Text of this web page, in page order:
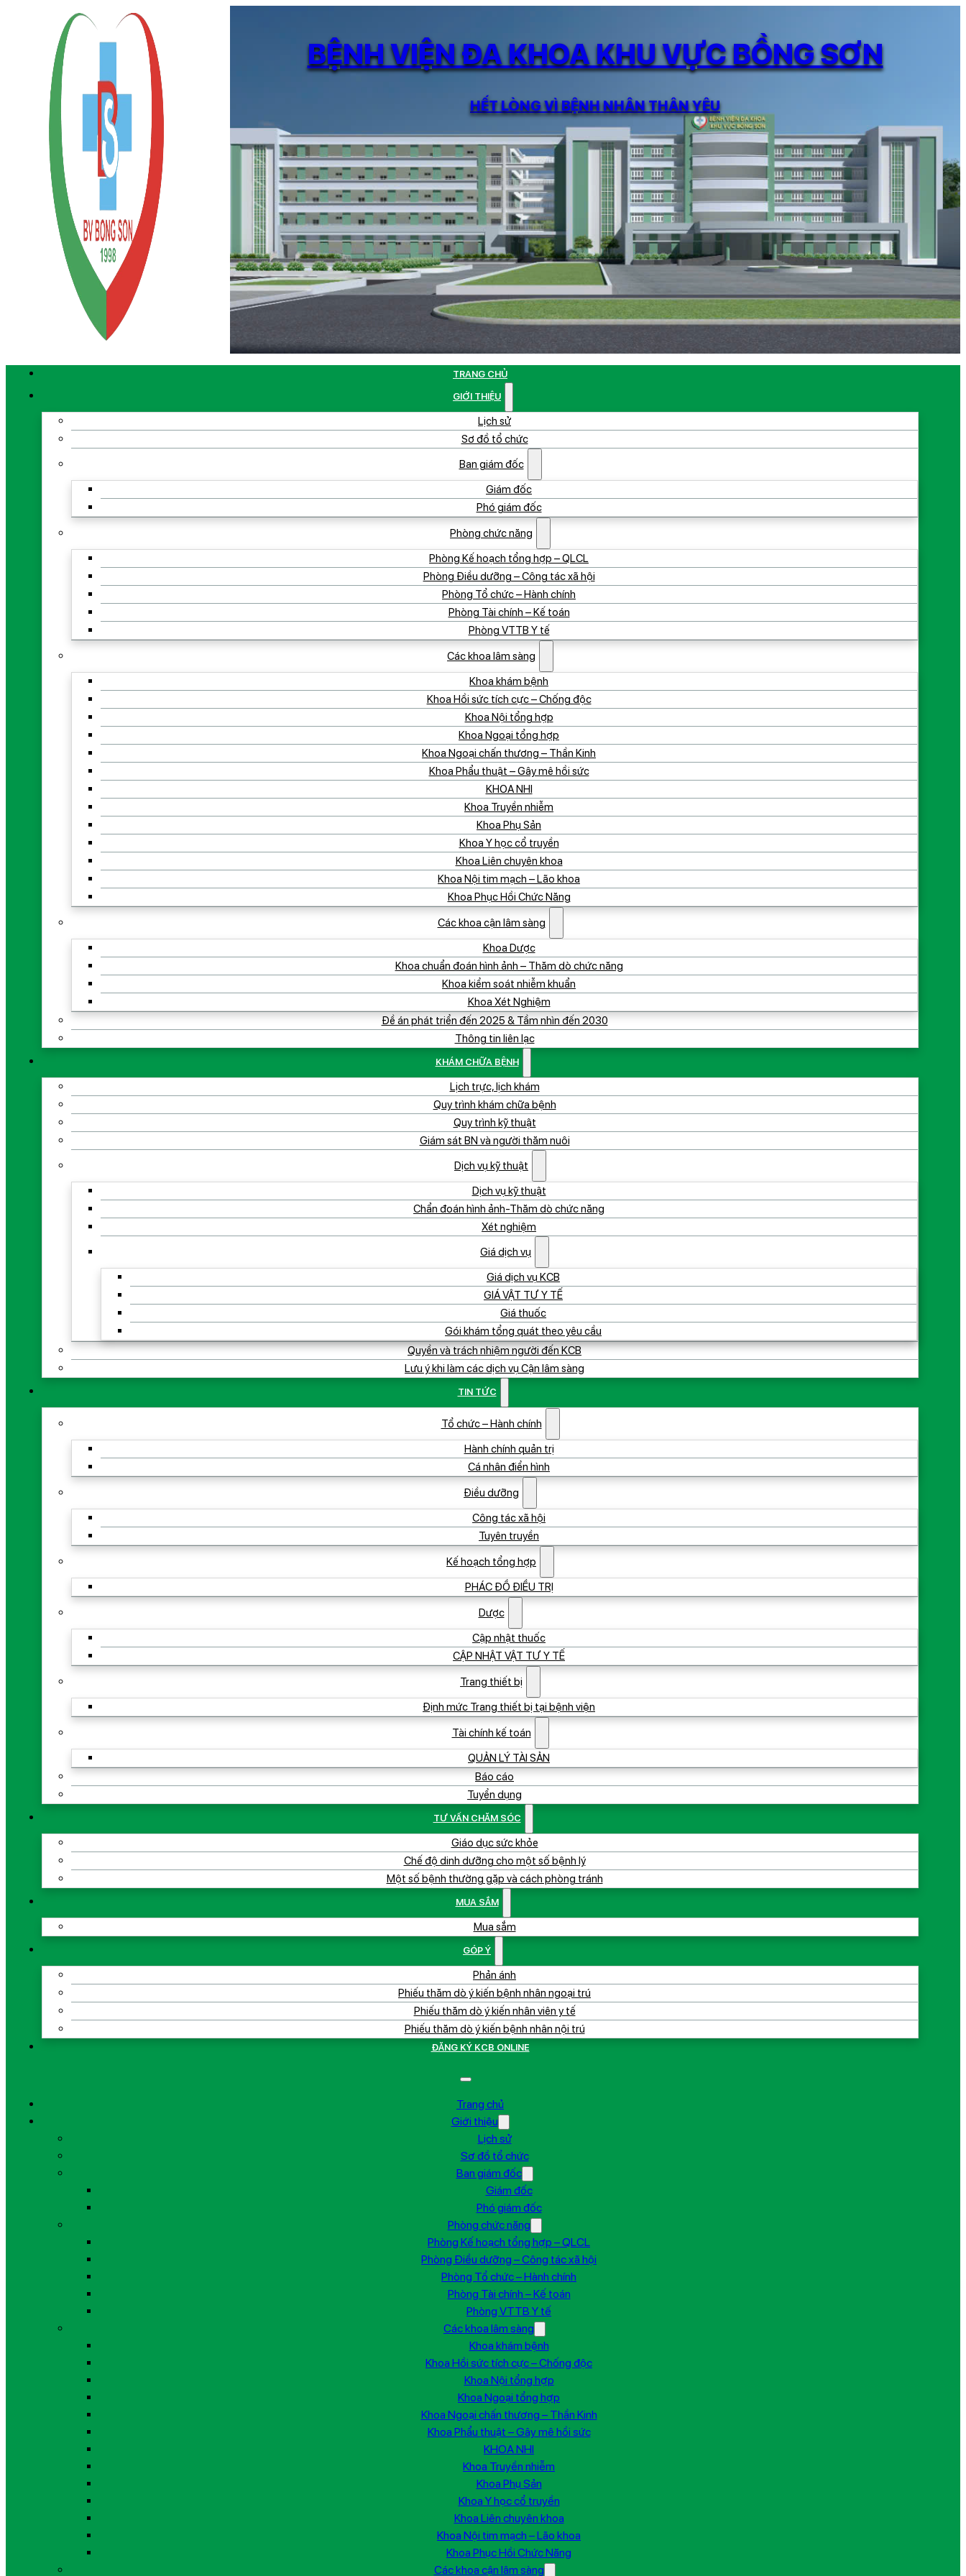
BỆNH VIỆN ĐA KHOA KHU VỰC BỒNG SƠN
HẾT LÒNG VÌ BỆNH NHÂN THÂN YÊU
TRANG CHỦ
GIỚI THIỆU
Lịch sử
Sơ đồ tổ chức
Ban giám đốc
Giám đốc
Phó giám đốc
Phòng chức năng
Phòng Kế hoạch tổng hợp – QLCL
Phòng Điều dưỡng – Công tác xã hội
Phòng Tổ chức – Hành chính
Phòng Tài chính – Kế toán
Phòng VTTB Y tế
Các khoa lâm sàng
Khoa khám bệnh
Khoa Hồi sức tích cực – Chống độc
Khoa Nội tổng hợp
Khoa Ngoại tổng hợp
Khoa Ngoại chấn thương – Thần Kinh
Khoa Phẩu thuật – Gây mê hồi sức
KHOA NHI
Khoa Truyền nhiễm
Khoa Phụ Sản
Khoa Y học cổ truyền
Khoa Liên chuyên khoa
Khoa Nội tim mạch – Lão khoa
Khoa Phục Hồi Chức Năng
Các khoa cận lâm sàng
Khoa Dược
Khoa chuẩn đoán hình ảnh – Thăm dò chức năng
Khoa kiểm soát nhiễm khuẩn
Khoa Xét Nghiệm
Đề án phát triển đến 2025 & Tầm nhìn đến 2030
Thông tin liên lạc
KHÁM CHỮA BỆNH
Lịch trực, lịch khám
Quy trình khám chữa bệnh
Quy trình kỹ thuật
Giám sát BN và người thăm nuôi
Dịch vụ kỹ thuật
Dịch vụ kỹ thuật
Chẩn đoán hình ảnh-Thăm dò chức năng
Xét nghiệm
Giá dịch vụ
Giá dịch vụ KCB
GIÁ VẬT TƯ Y TẾ
Giá thuốc
Gói khám tổng quát theo yêu cầu
Quyền và trách nhiệm người đến KCB
Lưu ý khi làm các dịch vụ Cận lâm sàng
TIN TỨC
Tổ chức – Hành chính
Hành chính quản trị
Cá nhân điển hình
Điều dưỡng
Công tác xã hội
Tuyên truyền
Kế hoạch tổng hợp
PHÁC ĐỒ ĐIỀU TRỊ
Dược
Cập nhật thuốc
CẬP NHẬT VẬT TƯ Y TẾ
Trang thiết bị
Định mức Trang thiết bị tại bệnh viện
Tài chính kế toán
QUẢN LÝ TÀI SẢN
Báo cáo
Tuyển dụng
TƯ VẤN CHĂM SÓC
Giáo dục sức khỏe
Chế độ dinh dưỡng cho một số bệnh lý
Một số bệnh thường gặp và cách phòng tránh
MUA SẮM
Mua sắm
GÓP Ý
Phản ánh
Phiếu thăm dò ý kiến bệnh nhân ngoại trú
Phiếu thăm dò ý kiến nhân viên y tế
Phiếu thăm dò ý kiến bệnh nhân nội trú
ĐĂNG KÝ KCB ONLINE
Trang chủ
Giới thiệu
Lịch sử
Sơ đồ tổ chức
Ban giám đốc
Giám đốc
Phó giám đốc
Phòng chức năng
Phòng Kế hoạch tổng hợp – QLCL
Phòng Điều dưỡng – Công tác xã hội
Phòng Tổ chức – Hành chính
Phòng Tài chính – Kế toán
Phòng VTTB Y tế
Các khoa lâm sàng
Khoa khám bệnh
Khoa Hồi sức tích cực – Chống độc
Khoa Nội tổng hợp
Khoa Ngoại tổng hợp
Khoa Ngoại chấn thương – Thần Kinh
Khoa Phẩu thuật – Gây mê hồi sức
KHOA NHI
Khoa Truyền nhiễm
Khoa Phụ Sản
Khoa Y học cổ truyền
Khoa Liên chuyên khoa
Khoa Nội tim mạch – Lão khoa
Khoa Phục Hồi Chức Năng
Các khoa cận lâm sàng